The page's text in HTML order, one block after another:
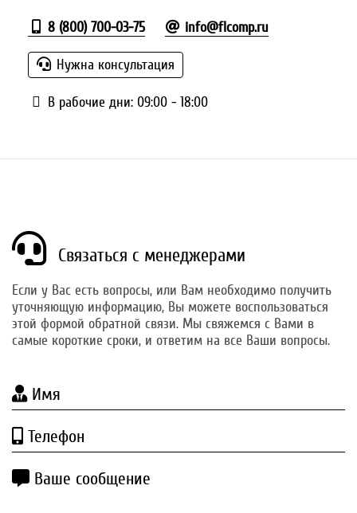
8 (800) 700-03-75 info@flcomp.ru
Нужна консультация
В рабочие дни: 09:00 - 18:00
Связаться с менеджерами
Если у Вас есть вопросы, или Вам необходимо получить
уточняющую информацию, Вы можете воспользоваться
этой формой обратной связи. Мы свяжемся с Вами в
самые короткие сроки, и ответим на все Ваши вопросы.
Имя
Телефон
Ваше сообщение